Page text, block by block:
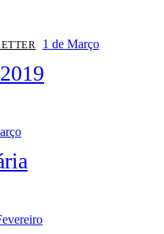
1 de Março